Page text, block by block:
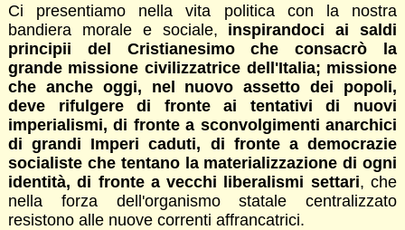
Ci presentiamo nella vita politica con la nostra
bandiera morale e sociale, inspirandoci ai saldi
principii del Cristianesimo che consacrò la
grande missione civilizzatrice dell'Italia; missione
che anche oggi, nel nuovo assetto dei popoli,
deve rifulgere di fronte ai tentativi di nuovi
imperialismi, di fronte a sconvolgimenti anarchici
di grandi Imperi caduti, di fronte a democrazie
socialiste che tentano la materializzazione di ogni
identità, di fronte a vecchi liberalismi settari, che
nella forza dell'organismo statale centralizzato
resistono alle nuove correnti affrancatrici.